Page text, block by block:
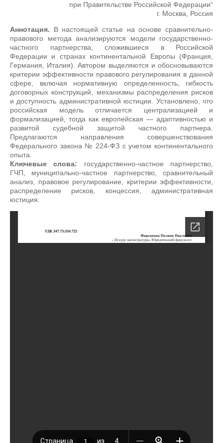
при Правительстве Российской Федерации“
г. Москва, Россия
Аннотация. В настоящей статье на основе сравнительно-
правового метода анализируются модели государственно-
частного партнерства, сложившиеся в Российской
Федерации и странах континентальной Европы (Франция,
Германия, Италия). Автором выделяются и обосновываются
критерии эффективности правового регулирования в данной
сфере, включая нормативную определенность, гибкость
договорных конструкций, механизмы распределения рисков
и доступность административной юстиции. Установлено, что
российская модель отличается централизацией и
формализацией, тогда как европейская — адаптивностью и
развитой судебной защитой частного партнера.
Предлагаются направления совершенствования
Федерального закона № 224-ФЗ с учетом континентального
опыта.
Ключевые слова: государственно-частное партнерство,
ГЧП, муниципально-частное партнерство, сравнительный
анализ, правовое регулирование, критерии эффективности,
распределение рисков, концессия, административная
юстиция.